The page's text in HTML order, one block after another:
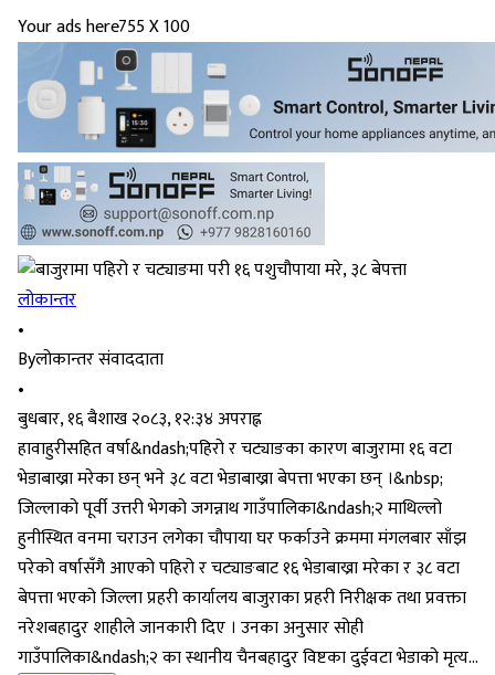
Your ads here755 X 100
लोकान्तर
•
Byलोकान्तर संवाददाता
•
बुधबार, १६ बैशाख २०८३, १२:३४ अपराह्न
हावाहुरीसहित वर्षा&ndash;पहिरो र चट्याङका कारण बाजुरामा १६ वटा
भेडाबाख्रा मरेका छन् भने ३८ वटा भेडाबाख्रा बेपत्ता भएका छन् ।&nbsp;
जिल्लाको पूर्वी उत्तरी भेगको जगन्नाथ गाउँपालिका&ndash;२ माथिल्लो
हुनीस्थित वनमा चराउन लगेका चौपाया घर फर्काउने क्रममा मंगलबार साँझ
परेको वर्षासँगै आएको पहिरो र चट्याङबाट १६ भेडाबाख्रा मरेका र ३८ वटा
बेपत्ता भएको जिल्ला प्रहरी कार्यालय बाजुराका प्रहरी निरीक्षक तथा प्रवक्ता
नरेशबहादुर शाहीले जानकारी दिए । उनका अनुसार सोही
गाउँपालिका&ndash;२ का स्थानीय चैनबहादुर विष्टका दुईवटा भेडाको मृत्य...